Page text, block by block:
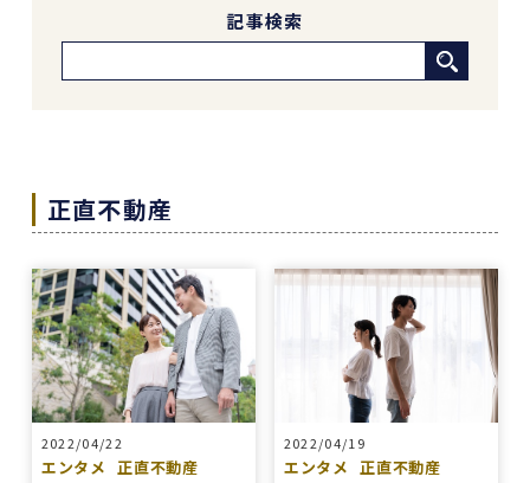
記事検索
正直不動産
2022/04/22
エンタメ 正直不動産
2022/04/19
エンタメ 正直不動産